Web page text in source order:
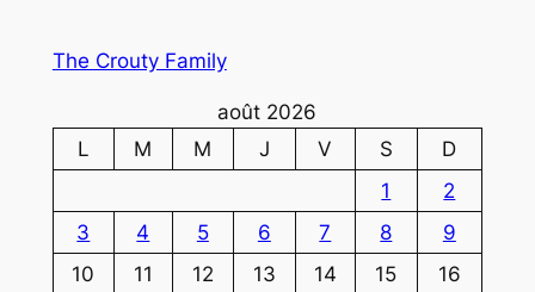
The Crouty Family
août 2026
L
M M J V S
D
1
2
3
4 5 6 7 8
9
10
11 12 13 14 15
16